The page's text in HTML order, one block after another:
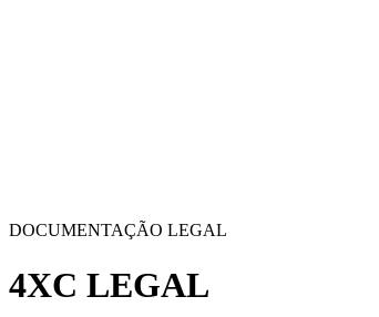
DOCUMENTAÇÃO LEGAL
4XC LEGAL